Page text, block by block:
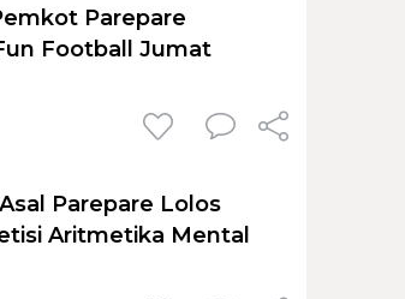
Parepare
Football Jumat
Parepare Lolos
Aritmetika Mental